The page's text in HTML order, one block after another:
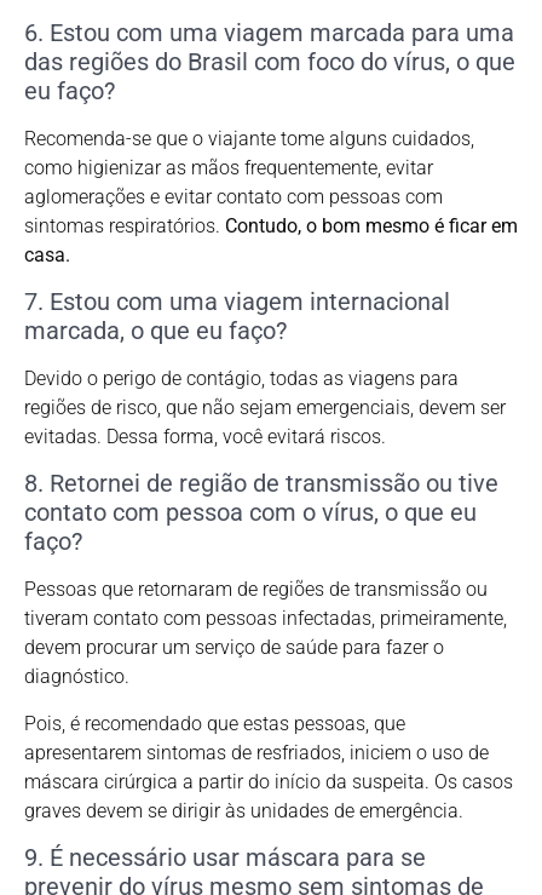
6. Estou com uma viagem marcada para uma
das regiões do Brasil com foco do vírus, o que
eu faço?
Recomenda-se que o viajante tome alguns cuidados,
como higienizar as mãos frequentemente, evitar
aglomerações e evitar contato com pessoas com
sintomas respiratórios. Contudo, o bom mesmo é ficar em
casa.
7. Estou com uma viagem internacional
marcada, o que eu faço?
Devido o perigo de contágio, todas as viagens para
regiões de risco, que não sejam emergenciais, devem ser
evitadas. Dessa forma, você evitará riscos.
8. Retornei de região de transmissão ou tive
contato com pessoa com o vírus, o que eu
faço?
Pessoas que retornaram de regiões de transmissão ou
tiveram contato com pessoas infectadas, primeiramente,
devem procurar um serviço de saúde para fazer o
diagnóstico.
Pois, é recomendado que estas pessoas, que
apresentarem sintomas de resfriados, iniciem o uso de
máscara cirúrgica a partir do início da suspeita. Os casos
graves devem se dirigir às unidades de emergência.
9. É necessário usar máscara para se
prevenir do vírus mesmo sem sintomas de